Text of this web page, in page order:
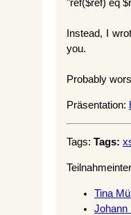
"ref($ref) eq
Instead, I
you.
Probably
Präsentation:
Tags: Tags:
Tina
Johann